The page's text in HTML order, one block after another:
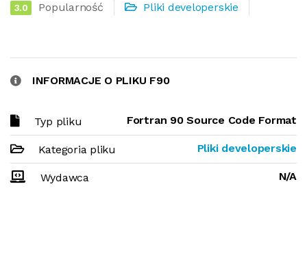
3.0 Popularność Pliki developerskie
INFORMACJE O PLIKU F90
Typ pliku Fortran 90 Source Code Format
Kategoria pliku Pliki developerskie
Wydawca N/A